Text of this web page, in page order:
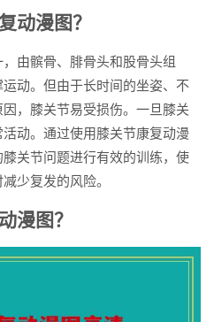
动漫图？
由髌骨、腓骨头和股骨头组
动。但由于长时间的坐姿、不
，膝关节易受损伤。一旦膝关
动。通过使用膝关节康复动漫
关节问题进行有效的训练，使
少复发的风险。
漫图？